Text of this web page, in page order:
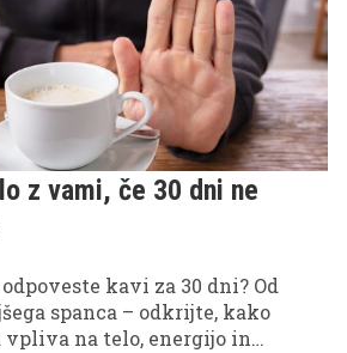
z vami, če 30 dni ne
odpoveste kavi za 30 dni? Od
spanca – odkrijte, kako
na telo, energijo in